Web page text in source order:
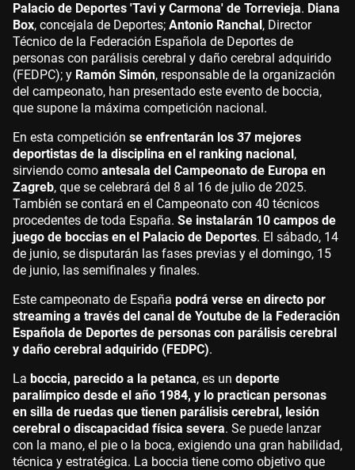
Palacio de Deportes 'Tavi y Carmona' de Torrevieja. Diana
Box, concejala de Deportes; Antonio Ranchal, Director
Técnico de la Federación Española de Deportes de
personas con parálisis cerebral y daño cerebral adquirido
(FEDPC); y Ramón Simón, responsable de la organización
del campeonato, han presentado este evento de boccia,
que supone la máxima competición nacional.
En esta competición se enfrentarán los 37 mejores
deportistas de la disciplina en el ranking nacional,
sirviendo como antesala del Campeonato de Europa en
Zagreb, que se celebrará del 8 al 16 de julio de 2025.
También se contará en el Campeonato con 40 técnicos
procedentes de toda España. Se instalarán 10 campos de
juego de boccias en el Palacio de Deportes. El sábado, 14
de junio, se disputarán las fases previas y el domingo, 15
de junio, las semifinales y finales.
Este campeonato de España podrá verse en directo por
streaming a través del canal de Youtube de la Federación
Española de Deportes de personas con parálisis cerebral
y daño cerebral adquirido (FEDPC).
La boccia, parecido a la petanca, es un deporte
paralímpico desde el año 1984, y lo practican personas
en silla de ruedas que tienen parálisis cerebral, lesión
cerebral o discapacidad física severa. Se puede lanzar
con la mano, el pie o la boca, exigiendo una gran habilidad,
técnica y estratégica. La boccia tiene como objetivo que